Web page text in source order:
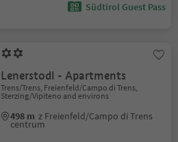
Südtirol Guest Pass
Lenerstodl - Apartments
Trens/Trens, Freienfeld/Campo di Trens,
Sterzing/Vipiteno and environs
498 m z Freienfeld/Campo di Trens
centrum